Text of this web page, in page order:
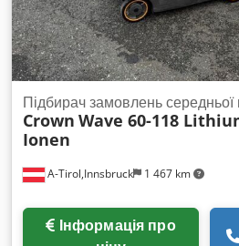
A-Tirol,Innsbruck 1 467 km
Підбирач замовлень середньої
Crown Wave 60-118
Ionen